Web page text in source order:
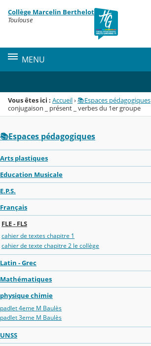
Menu de la rubrique
Contenu
Collège Marcelin Berthelot
Toulouse
MENU
Vous êtes ici : Accueil›📚Espaces pédagogiques
conjugaison _ présent _ verbes du 1er groupe
📚Espaces pédagogiques
Arts plastiques
Education Musicale
E.P.S.
Français
FLE - FLS
cahier de textes chapitre 1
cahier de texte chapitre 2 le collège
Latin - Grec
Mathématiques
physique chimie
padlet 4eme M Baulès
padlet 3eme M Baulès
UNSS